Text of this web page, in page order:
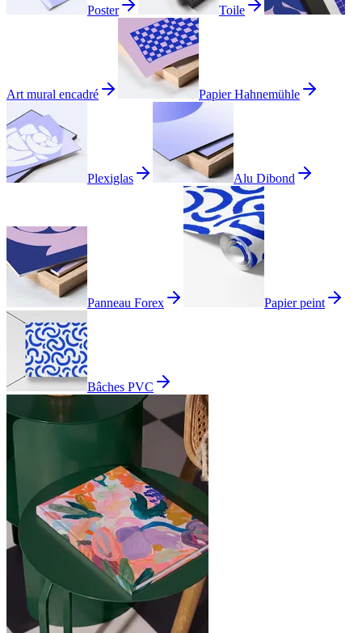
Poster Toile
Art mural encadré Papier Hahnemühle
Plexiglas Alu Dibond
Panneau Forex Papier peint
Bâches PVC